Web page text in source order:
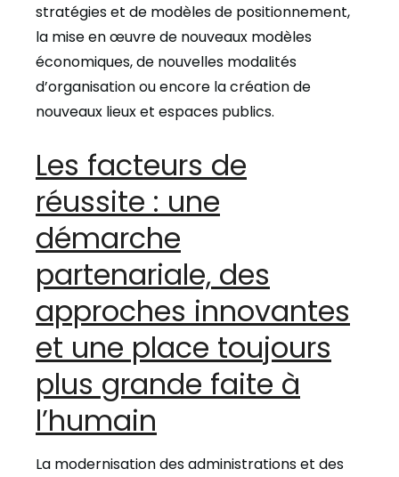
stratégies et de modèles de positionnement,
la mise en œuvre de nouveaux modèles
économiques, de nouvelles modalités
d’organisation ou encore la création de
nouveaux lieux et espaces publics.
Les facteurs de
réussite : une
démarche
partenariale, des
approches innovantes
et une place toujours
plus grande faite à
l’humain
La modernisation des administrations et des